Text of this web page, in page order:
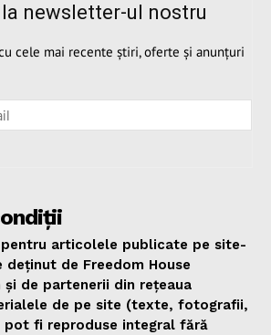
newsletter-ul nostru
cele mai recente știri, oferte și anunțuri
articolele publicate pe site-
deținut de Freedom House
și de partenerii din rețeaua
de pe site (texte, fotografii,
pot fi reproduse integral fără